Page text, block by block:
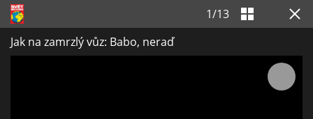
1/13
Jak na zamrzlý vůz: Babo, neraď